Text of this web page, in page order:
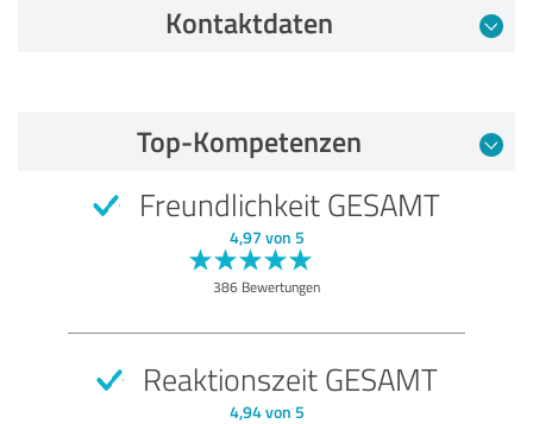
Kontaktdaten
Empfehlung
Bewertung anzeigen
Top-Kompetenzen
Freundlichkeit GESAMT
4,97 von 5
386 Bewertungen
Reaktionszeit GESAMT
4,94 von 5